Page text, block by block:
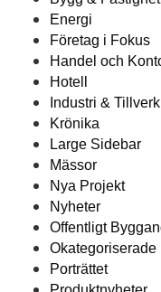
Energi
Företag i Fokus
Handel och
Hotell
Industri &
Krönika
Large Sidebar
Mässor
Nya Projekt
Nyheter
Offentligt
Okategoriserade
Porträttet